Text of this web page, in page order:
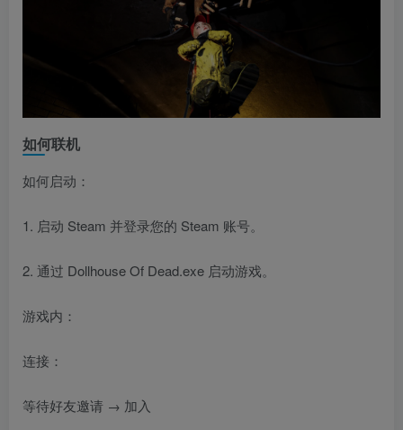
如何联机
如何启动：
1. 启动 Steam 并登录您的 Steam 账号。
2. 通过 Dollhouse Of Dead.exe 启动游戏。
游戏内：
连接：
等待好友邀请 → 加入